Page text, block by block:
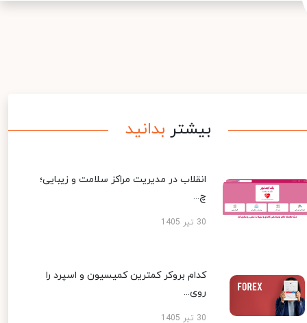
بیشتر بدانید
انقلاب در مدیریت مراکز سلامت و زیبایی؛
چ...
30 تیر 1405
کدام بروکر کمترین کمیسیون و اسپرد را
روی...
30 تیر 1405